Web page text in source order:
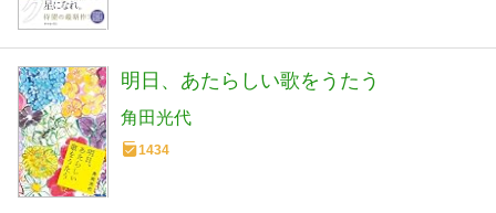
明日、あたらしい歌をうたう
角田光代
1434